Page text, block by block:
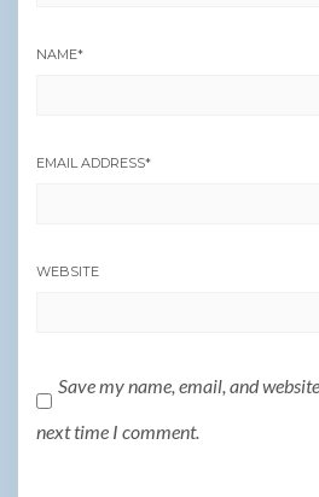
NAME*
EMAIL ADDRESS*
WEBSITE
Save my name, email, and
next time I comment.